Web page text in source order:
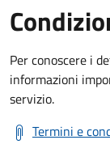
Per conoscere i
informazioni
servizio.
Termini e